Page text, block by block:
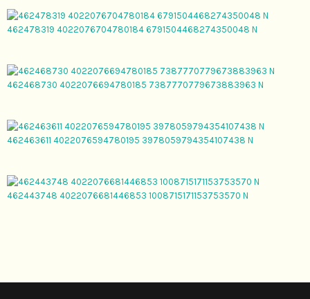
462478319 4022076704780184 6791504468274350048 N
462468730 4022076694780185 7387770779673883963 N
462463611 4022076594780195 3978059794354107438 N
462443748 4022076681446853 1008715171153753570 N